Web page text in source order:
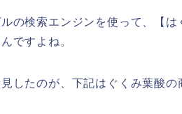
の検索エンジンを使って、【
ですよね。
したのが、下記はぐくみ葉酸